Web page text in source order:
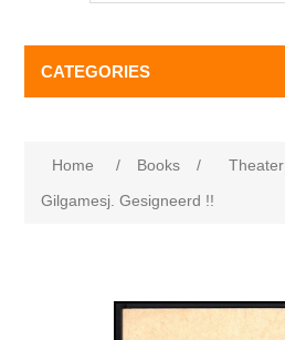
CATEGORIES
Home / Books / Theater
Gilgamesj. Gesigneerd !!